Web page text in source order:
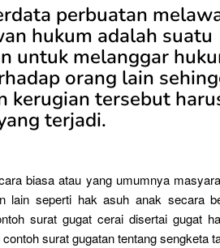
perbuatan
hukum adalah suatu
untuk melanggar
orang lain
kerugian tersebut
terjadi.
biasa atau yang umumnya
lain seperti hak asuh anak secara
surat gugat cerai disertai gugat
surat gugatan tentang sengketa